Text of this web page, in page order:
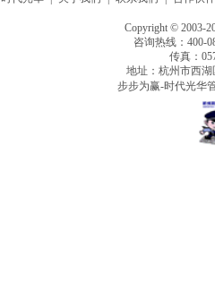
Copyright © 2003-
咨询热线：400-
传真：
地址：杭州市西
步步为赢-时代光华